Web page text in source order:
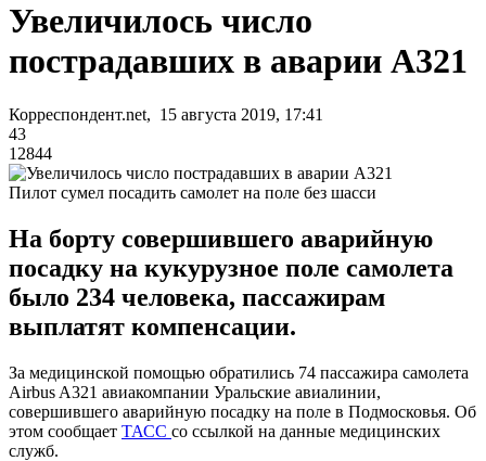
Увеличилось число
пострадавших в аварии А321
Корреспондент.net, 15 августа 2019, 17:41
43
12844
Пилот сумел посадить самолет на поле без шасси
На борту совершившего аварийную
посадку на кукурузное поле самолета
было 234 человека, пассажирам
выплатят компенсации.
За медицинской помощью обратились 74 пассажира самолета
Airbus A321 авиакомпании Уральские авиалинии,
совершившего аварийную посадку на поле в Подмосковья. Об
этом сообщает ТАСС со ссылкой на данные медицинских
служб.